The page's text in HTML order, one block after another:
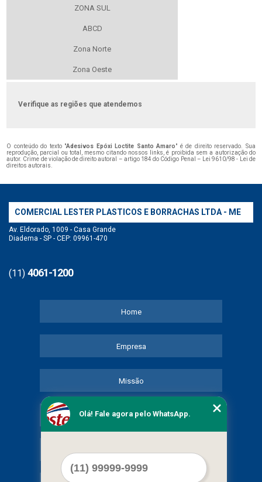
ZONA SUL
ABCD
Zona Norte
Zona Oeste
Verifique as regiões que atendemos
O conteúdo do texto "Adesivos Epóxi Loctite Santo Amaro" é de direito reservado. Sua
reprodução, parcial ou total, mesmo citando nossos links, é proibida sem a autorização do
autor. Crime de violação de direito autoral – artigo 184 do Código Penal –
Lei 9610/98 - Lei de
direitos autorais
COMERCIAL LESTER PLASTICOS E BORRACHAS LTDA - ME
Av. Eldorado, 1009 - Casa Grande
Diadema - SP - CEP: 09961-470
(11) 4061-1200
Home
Empresa
Missão
Serviços
Olá! Fale agora pelo WhatsApp.